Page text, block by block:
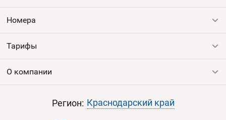
Номера
Все номера
Тарифы
Выгодные тарифы
О компании
Регион: Краснодарский край